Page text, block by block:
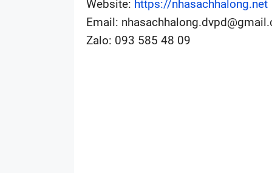
Website: https://nhasachhalong.net
Email:
Zalo: 093 585 48 09